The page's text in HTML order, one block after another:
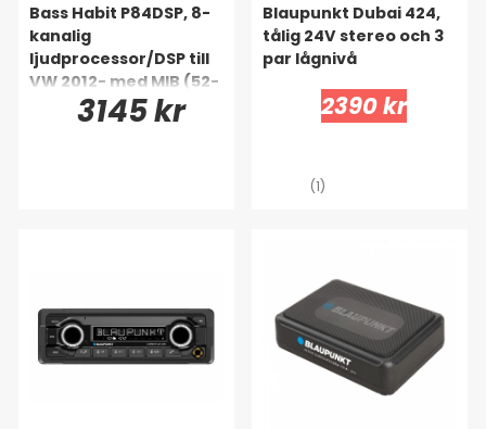
Bass Habit P84DSP, 8-
kanalig
ljudprocessor/DSP till
VW 2012- med MIB (52-
3145 kr
Blaupunkt Dubai 424,
tålig 24V stereo och 3
par lågnivå
2390 kr
(1)